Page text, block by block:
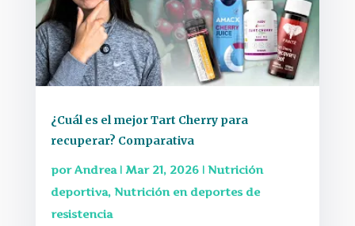
¿Cuál es el mejor Tart Cherry para
recuperar? Comparativa
porAndrea| Mar 21, 2026| Nutrición
deportiva, Nutrición en deportes de
resistencia